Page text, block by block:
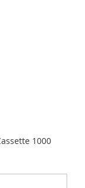
1000